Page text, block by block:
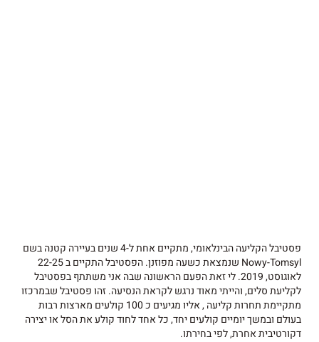
פסטיבל הקליעה הבינלאומי, מתקיים אחת ל-4 שנים בעיירה קטנה בשם
Nowy-Tomsyl שנמצאת כשעה מפוזנן. הפסטיבל התקיים ב 22-25
לאוגוסט, 2019. לי זאת הפעם הראשונה שבה אני משתתף בפסטיבל
לקליעת סלים, והייתי מאוד נרגש לקראת הנסיעה. זהו פסטיבל שבמרכזו
מתקיימת תחרות קליעה , אליו מגיעים כ 100 קולעים מארצות רבות
בעולם ובמשך יומיים קולעים יחד, כל אחד לחוד קולע את הסל או יצירה
דקורטיבית אחרת, לפי בחירתו.